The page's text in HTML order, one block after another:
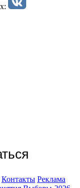
Контакты Реклама